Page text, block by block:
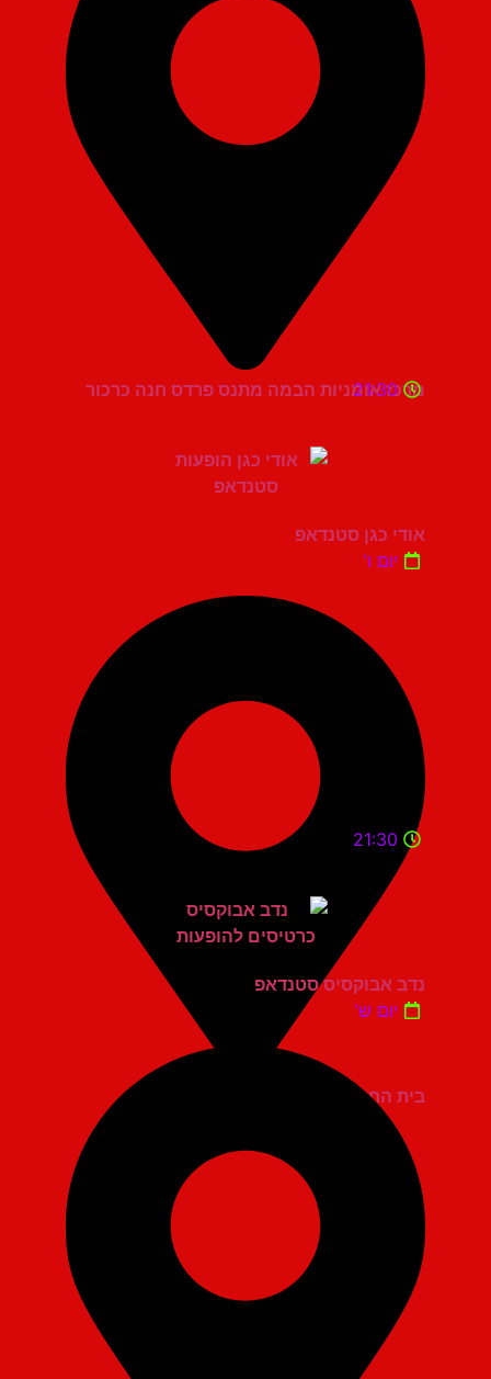
מרכז אומניות הבמה מתנס פרדס חנה כרכור
21:30
אודי כגן סטנדאפ
יום ו'
בית החייל תל אביב
21:30
נדב אבוקסיס סטנדאפ
יום ש'